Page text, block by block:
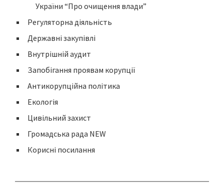
України “Про очищення влади”
Регуляторна діяльність
Державні закупівлі
Внутрішній аудит
Запобігання проявам корупції
Антикорупційна політика
Екологія
Цивільний захист
Громадська рада NEW
Корисні посилання